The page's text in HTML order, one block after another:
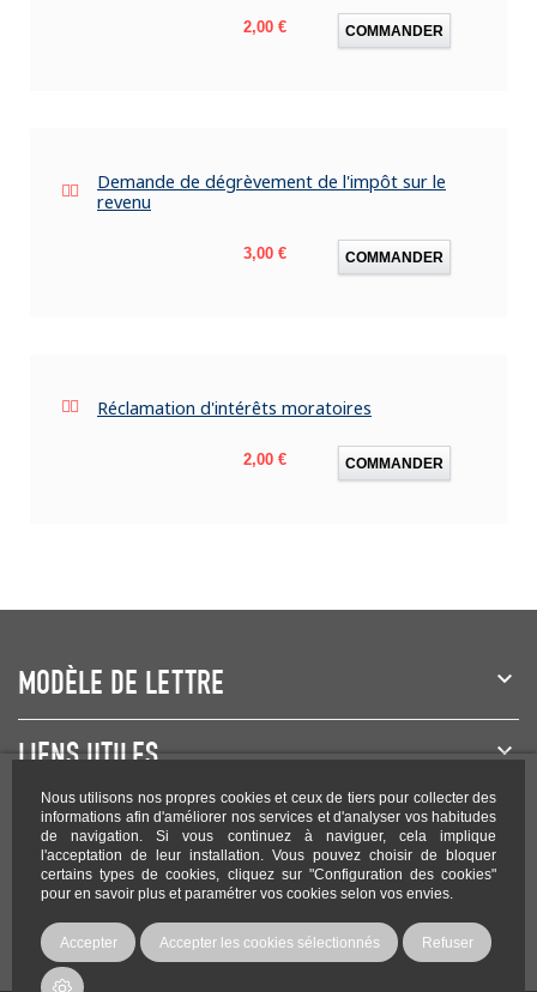
Nous utilisons nos propres cookies et ceux de tiers pour collecter des
informations afin d'améliorer nos services et d'analyser vos habitudes
de navigation. Si vous continuez à naviguer, cela implique
l'acceptation de leur installation. Vous pouvez choisir de bloquer
certains types de cookies, cliquez sur "Configuration des cookies"
pour en savoir plus et paramétrer vos cookies selon vos envies.
Accepter Accepter les cookies sélectionnés Refuser
Prix
2,00 € COMMANDER
Demande de dégrèvement de l'impôt sur le
revenu
Prix
3,00 € COMMANDER
Réclamation d'intérêts moratoires
Prix
2,00 € COMMANDER
MODÈLE DE LETTRE
LIENS UTILES
NEWSLETTER